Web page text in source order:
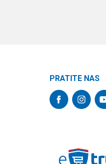
PRATITE NAS